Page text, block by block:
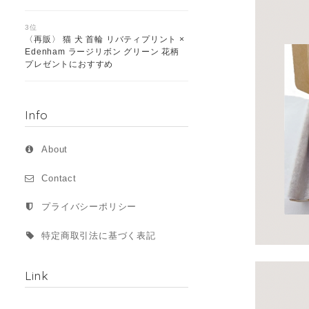
3位
〈再販〉 猫 犬 首輪 リバティプリント ×
Edenham ラージリボン グリーン 花柄
プレゼントにおすすめ
Info
About
Contact
プライバシーポリシー
特定商取引法に基づく表記
Link